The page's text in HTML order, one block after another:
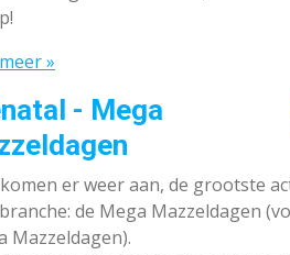
»
- Mega
er weer aan, de grootste
de Mega Mazzeldagen
Mazzeldagen).